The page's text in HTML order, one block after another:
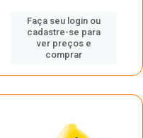
Faça seu login ou
cadastre-se para
ver preços e
comprar